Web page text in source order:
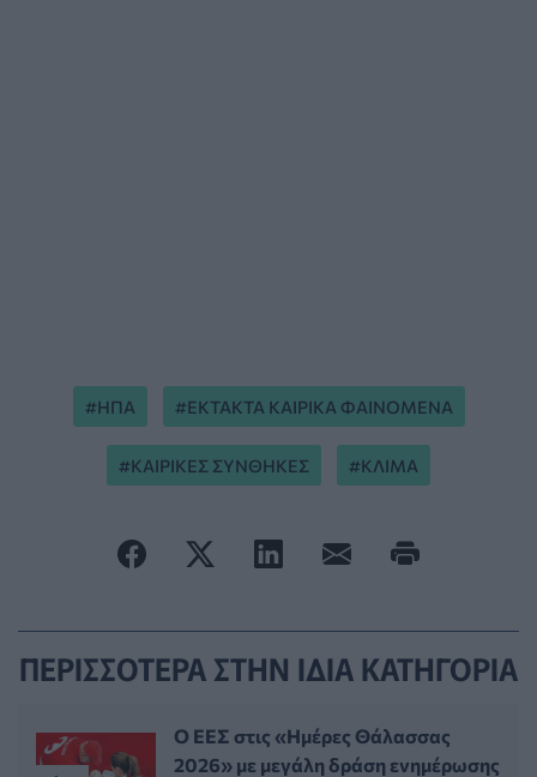
ΗΠΑ ΕΚΤΑΚΤΑ ΚΑΙΡΙΚΑ ΦΑΙΝΟΜΕΝΑ
ΚΑΙΡΙΚΕΣ ΣΥΝΘΗΚΕΣ ΚΛΙΜΑ
ΠΕΡΙΣΣΟΤΕΡΑ ΣΤΗΝ ΙΔΙΑ ΚΑΤΗΓΟΡΙΑ
Ο ΕΕΣ στις «Ημέρες Θάλασσας
2026» με μεγάλη δράση ενημέρωσης